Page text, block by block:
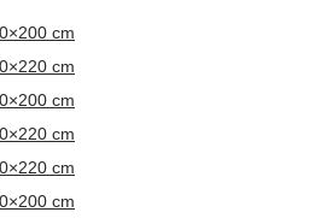
cm
cm
cm
cm
cm
cm